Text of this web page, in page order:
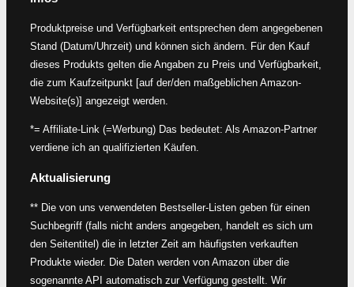
Produktpreise und Verfügbarkeit entsprechen dem angegebenen
Stand (Datum/Uhrzeit) und können sich ändern. Für den Kauf
dieses Produkts gelten die Angaben zu Preis und Verfügbarkeit,
die zum Kaufzeitpunkt [auf der/den maßgeblichen Amazon-
Website(s)] angezeigt werden.
*= Affiliate-Link (=Werbung) Das bedeutet: Als Amazon-Partner
verdiene ich an qualifizierten Käufen.
Aktualisierung
** Die von uns verwendeten Bestseller-Listen geben für einen
Suchbegriff (falls nicht anders angegeben, handelt es sich um
den Seitentitel) die in letzter Zeit am häufigsten verkauften
Produkte wieder. Die Daten werden von Amazon über die
sogenannte API automatisch zur Verfügung gestellt. Wir